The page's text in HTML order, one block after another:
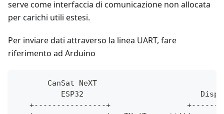
serve come interfaccia di comunicazione non allocata
per carichi utili estesi.
Per inviare dati attraverso la linea UART, fare
riferimento ad Arduino
       CanSat NeXT
ESP32
+----------------+